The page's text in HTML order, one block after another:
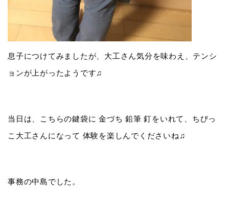
息子につけてみましたが、大工さん気分を味わえ、テンシ
ョンが上がったようです♫
当日は、こちらの鍵袋に 金づち 鉛筆 釘をいれて、ちびっ
こ大工さんになって 体験を楽しんでくださいね♫
事務の中島でした。